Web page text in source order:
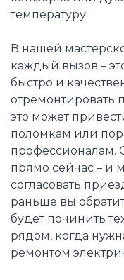
температуру.
В нашей
каждый вызов –
быстро и
отремонтировать
это может
поломкам или
профессионалам.
прямо сейчас – и
согласовать
раньше вы
будет починить
рядом, когда
ремонтом